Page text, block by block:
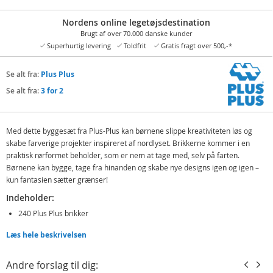
Nordens online legetøjsdestination
Brugt af over 70.000 danske kunder
Superhurtig levering
Toldfrit Gratis fragt over 500,-*
Se alt fra: Plus Plus
Se alt fra:3 for 2
Med dette byggesæt fra Plus-Plus kan børnene slippe kreativiteten løs og
skabe farverige projekter inspireret af nordlyset. Brikkerne kommer i en
praktisk rørformet beholder, som er nem at tage med, selv på farten.
Børnene kan bygge, tage fra hinanden og skabe nye designs igen og igen –
kun fantasien sætter grænser!
Indeholder:
240 Plus Plus brikker
Designet og fremstillet i Danmark
Læs hele beskrivelsen
Andre forslag til dig: